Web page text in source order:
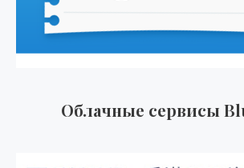
Облачные сервисы